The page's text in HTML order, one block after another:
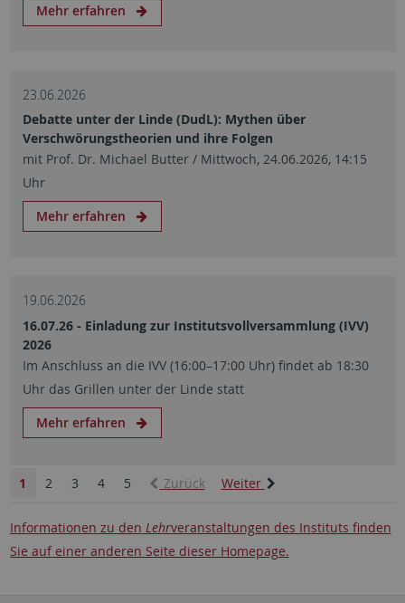
Mehr erfahren
23.06.2026
Debatte unter der Linde (DudL): Mythen über
Verschwörungstheorien und ihre Folgen
mit Prof. Dr. Michael Butter / Mittwoch, 24.06.2026, 14:15
Uhr
Mehr erfahren
19.06.2026
16.07.26 - Einladung zur Institutsvollversammlung (IVV)
2026
Im Anschluss an die IVV (16:00–17:00 Uhr) findet ab 18:30
Uhr das Grillen unter der Linde statt
Mehr erfahren
Zurück
1 2 3 4 5 Weiter
Informationen zu den Lehrveranstaltungen des Instituts finden
Sie auf einer anderen Seite dieser Homepage.